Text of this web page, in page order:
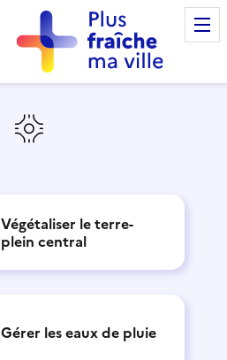
Végétaliser le terre-
plein central
Gérer les eaux de pluie